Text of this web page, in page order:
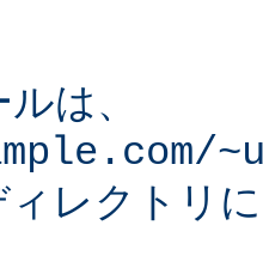
は、
レクトリ